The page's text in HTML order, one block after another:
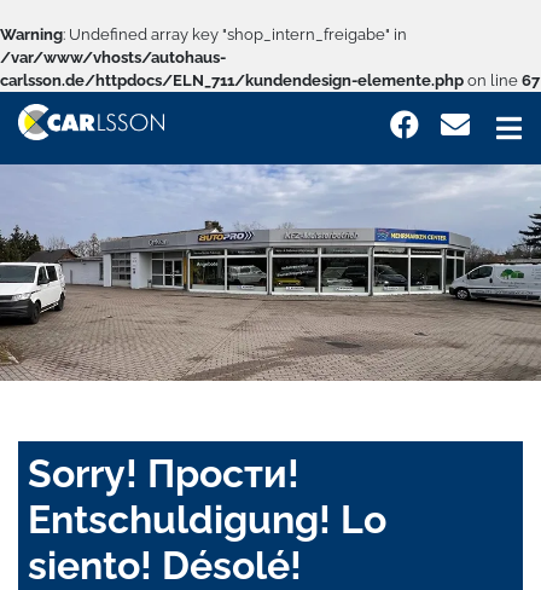
Warning: Undefined array key "shop_intern_freigabe" in
/var/www/vhosts/autohaus-
carlsson.de/httpdocs/ELN_711/kundendesign-elemente.php on line 67
Sorry! Прости!
Entschuldigung! Lo
siento! Désolé!